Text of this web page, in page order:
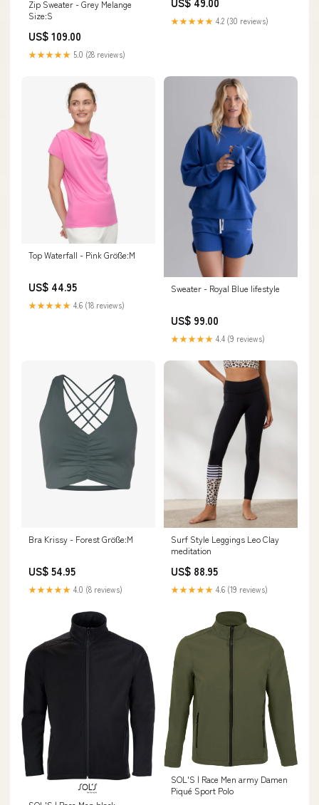
Zip Sweater - Grey Melange
Size:S
US$ 109.00
★★★★★ 5.0 (28 reviews)
★★★★★ 4.2 (30 reviews)
Top Waterfall - Pink Größe:M
US$ 44.95
★★★★★ 4.6 (18 reviews)
Sweater - Royal Blue lifestyle
US$ 99.00
★★★★★ 4.4 (9 reviews)
Bra Krissy - Forest Größe:M
US$ 54.95
★★★★★ 4.0 (8 reviews)
Surf Style Leggings Leo Clay
meditation
US$ 88.95
★★★★★ 4.6 (19 reviews)
SOL'S | Race Men army Damen
Piqué Sport Polo